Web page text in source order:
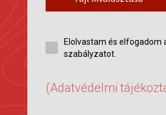
Elolvastam és elfogadom
szabályzatot.
(Adatvédelmi